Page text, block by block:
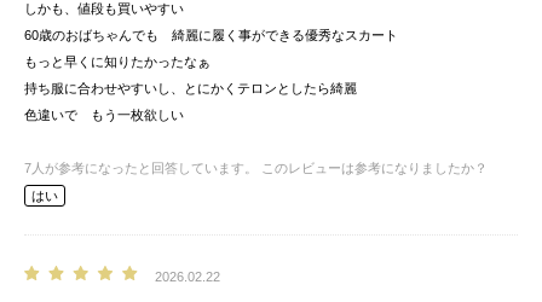
しかも、値段も買いやすい
60歳のおばちゃんでも 綺麗に履く事ができる優秀なスカート
もっと早くに知りたかったなぁ
持ち服に合わせやすいし、とにかくテロンとしたら綺麗
色違いで もう一枚欲しい
7 人が参考になったと回答しています。
このレビューは参考になりましたか？
はい
2026.02.22